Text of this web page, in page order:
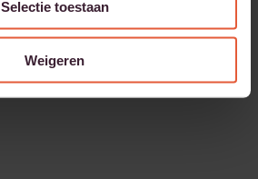
Selectie toestaan
Weigeren